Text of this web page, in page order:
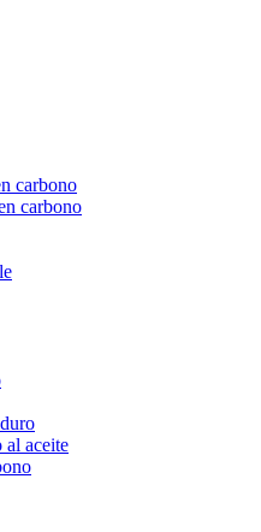
carbono
carbono
al aceite